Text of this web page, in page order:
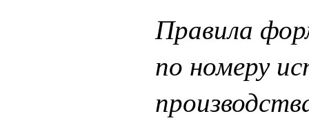
Правила
по номеру